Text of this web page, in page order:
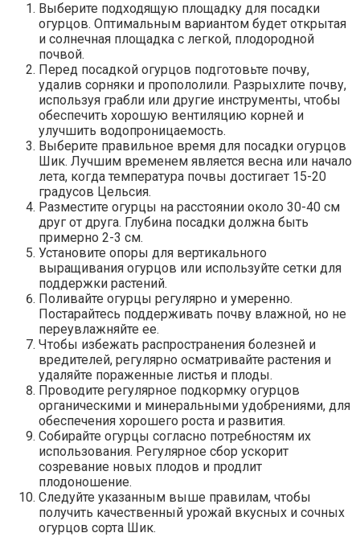
Выберите подходящую площадку для посадки
огурцов. Оптимальным вариантом будет открытая
и солнечная площадка с легкой, плодородной
почвой.
Перед посадкой огурцов подготовьте почву,
удалив сорняки и пропололили. Разрыхлите почву,
используя грабли или другие инструменты, чтобы
обеспечить хорошую вентиляцию корней и
улучшить водопроницаемость.
Выберите правильное время для посадки огурцов
Шик. Лучшим временем является весна или начало
лета, когда температура почвы достигает 15-20
градусов Цельсия.
Разместите огурцы на расстоянии около 30-40 см
друг от друга. Глубина посадки должна быть
примерно 2-3 см.
Установите опоры для вертикального
выращивания огурцов или используйте сетки для
поддержки растений.
Поливайте огурцы регулярно и умеренно.
Постарайтесь поддерживать почву влажной, но не
переувлажняйте ее.
Чтобы избежать распространения болезней и
вредителей, регулярно осматривайте растения и
удаляйте пораженные листья и плоды.
Проводите регулярное подкормку огурцов
органическими и минеральными удобрениями, для
обеспечения хорошего роста и развития.
Собирайте огурцы согласно потребностям их
использования. Регулярное сбор ускорит
созревание новых плодов и продлит
плодоношение.
Следуйте указанным выше правилам, чтобы
получить качественный урожай вкусных и сочных
огурцов сорта Шик.